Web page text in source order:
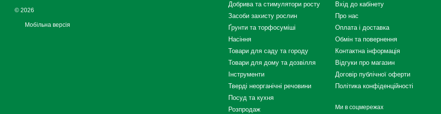
© 2026
Мобільна версія
Добрива та стимулятори росту
Засоби захисту рослин
Ґрунти та торфосуміші
Насіння
Товари для саду та городу
Товари для дому та дозвілля
Інструменти
Тверді неорганічні речовини
Посуд та кухня
Розпродаж
Вхід до кабінету
Про нас
Оплата і доставка
Обмін та повернення
Контактна інформація
Відгуки про магазин
Договір публічної оферти
Політика конфіденційності
Ми в соцмережах